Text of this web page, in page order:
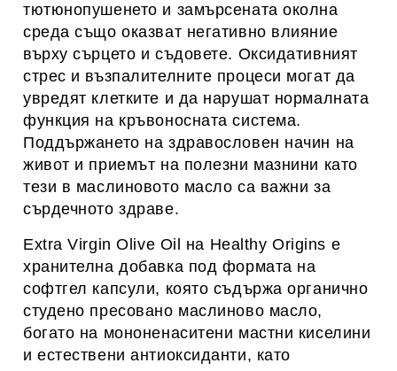
тютюнопушенето и замърсената околна
среда също оказват негативно влияние
върху сърцето и съдовете. Оксидативният
стрес и възпалителните процеси могат да
увредят клетките и да нарушат нормалната
функция на кръвоносната система.
Поддържането на здравословен начин на
живот и приемът на полезни мазнини като
тези в маслиновото масло са важни за
сърдечното здраве.
Extra Virgin Olive Oil на Healthy Origins е
хранителна добавка под формата на
софтгел капсули, която съдържа органично
студено пресовано маслиново масло,
богато на мононенаситени мастни киселини
и естествени антиоксиданти, като